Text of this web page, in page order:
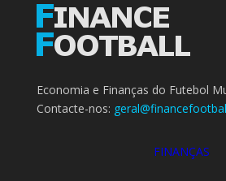
Economia e Finanças do Futebol
Contacte-nos:
FINANÇAS